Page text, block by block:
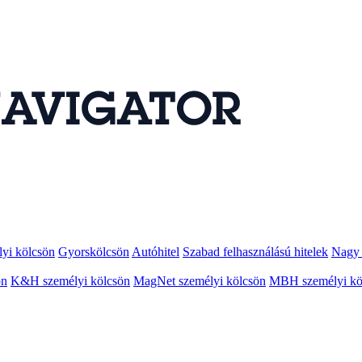
kölcsön Gyorskölcsön Autóhitel Szabad felhasználású hitelek Nagy
K&H személyi kölcsön MagNet személyi kölcsön MBH személyi